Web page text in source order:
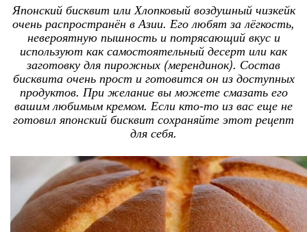
Японский бисквит или Хлопковый воздушный чизкейк
очень распространён в Азии. Его любят за лёгкость,
невероятную пышность и потрясающий вкус и
используют как самостоятельный десерт или как
заготовку для пирожных (мерендинок). Состав
бисквита очень прост и готовится он из доступных
продуктов. При желание вы можете смазать его
вашим любимым кремом. Если кто-то из вас еще не
готовил японский бисквит сохраняйте этот рецепт
для себя.